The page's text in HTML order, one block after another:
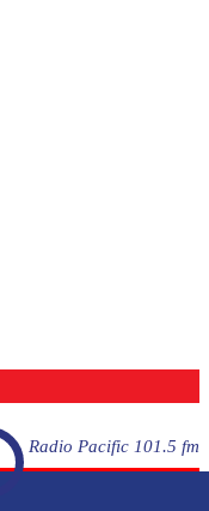
Radio Pacific 101.5 fm